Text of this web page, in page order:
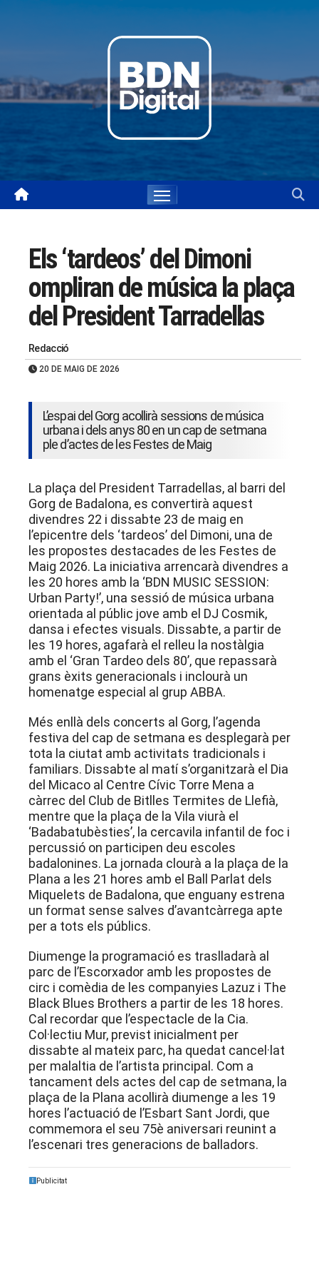
Els ‘tardeos’ del Dimoni
ompliran de música la plaça
del President Tarradellas
Redacció
20 DE MAIG DE 2026
L’espai del Gorg acollirà sessions de música
urbana i dels anys 80 en un cap de setmana
ple d’actes de les Festes de Maig
La plaça del President Tarradellas, al barri del
Gorg de Badalona, es convertirà aquest
divendres 22 i dissabte 23 de maig en
l’epicentre dels ‘tardeos’ del Dimoni, una de
les propostes destacades de les Festes de
Maig 2026. La iniciativa arrencarà divendres a
les 20 hores amb la ‘BDN MUSIC SESSION:
Urban Party!’, una sessió de música urbana
orientada al públic jove amb el DJ Cosmik,
dansa i efectes visuals. Dissabte, a partir de
les 19 hores, agafarà el relleu la nostàlgia
amb el ‘Gran Tardeo dels 80’, que repassarà
grans èxits generacionals i inclourà un
homenatge especial al grup ABBA.
Més enllà dels concerts al Gorg, l’agenda
festiva del cap de setmana es desplegarà per
tota la ciutat amb activitats tradicionals i
familiars. Dissabte al matí s’organitzarà el Dia
del Micaco al Centre Cívic Torre Mena a
càrrec del Club de Bitlles Termites de Llefià,
mentre que la plaça de la Vila viurà el
‘Badabatubèsties’, la cercavila infantil de foc i
percussió on participen deu escoles
badalonines. La jornada clourà a la plaça de la
Plana a les 21 hores amb el Ball Parlat dels
Miquelets de Badalona, que enguany estrena
un format sense salves d’avantcàrrega apte
per a tots els públics.
Diumenge la programació es traslladarà al
parc de l’Escorxador amb les propostes de
circ i comèdia de les companyies Lazuz i The
Black Blues Brothers a partir de les 18 hores.
Cal recordar que l’espectacle de la Cia.
Col·lectiu Mur, previst inicialment per
dissabte al mateix parc, ha quedat cancel·lat
per malaltia de l’artista principal. Com a
tancament dels actes del cap de setmana, la
plaça de la Plana acollirà diumenge a les 19
hores l’actuació de l’Esbart Sant Jordi, que
commemora el seu 75è aniversari reunint a
l’escenari tres generacions de balladors.
Publicitat